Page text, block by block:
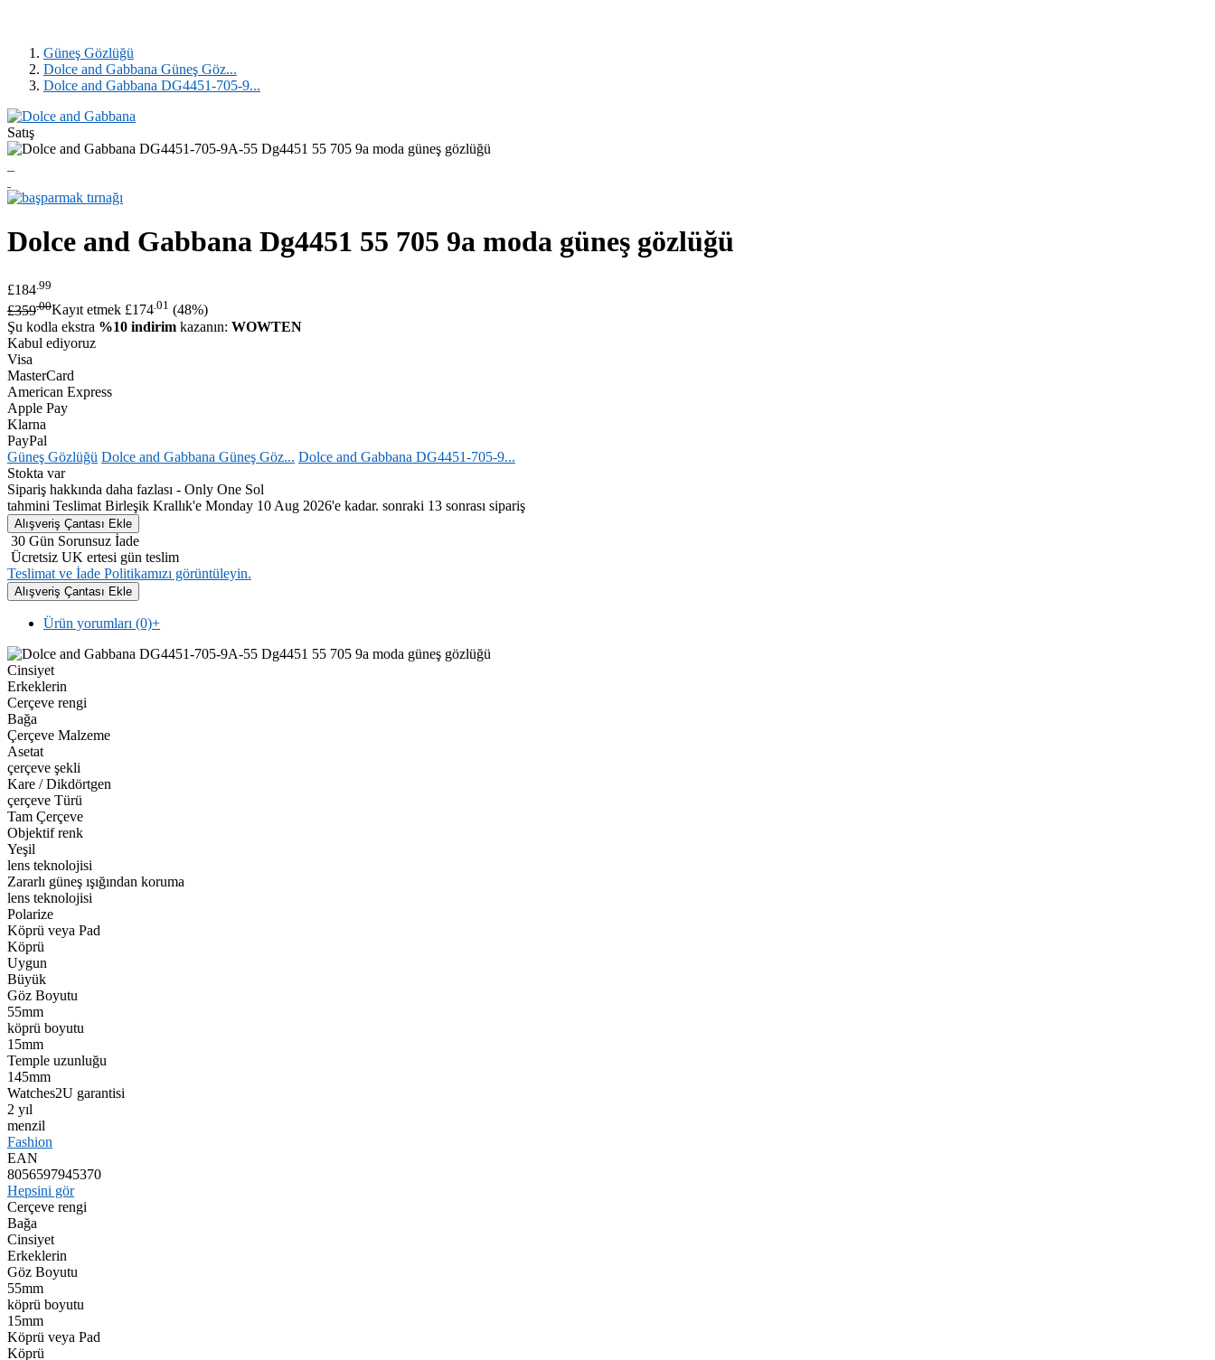
Güneş Gözlüğü
Dolce and Gabbana Güneş Göz...
Dolce and Gabbana DG4451-705-9...
Satış
Dolce and Gabbana Dg4451 55 705 9a moda güneş gözlüğü
£184 .99
£359.00Kayıt etmek £174.01 (48%)
Şu kodla ekstra %10 indirim kazanın: WOWTEN
Kabul ediyoruz
Visa
MasterCard
American Express
Apple Pay
Klarna
PayPal
Güneş Gözlüğü Dolce and Gabbana Güneş Göz... Dolce and Gabbana DG4451-705-9...
Stokta var
Sipariş hakkında daha fazlası - Only One Sol
tahmini Teslimat Birleşik Krallık'e Monday 10 Aug 2026'e kadar. sonraki 13 sonrası sipariş
30 Gün Sorunsuz İade
Ücretsiz UK ertesi gün teslim
Teslimat ve İade Politikamızı görüntüleyin.
Ürün yorumları (0)+
Cinsiyet
Erkeklerin
Cerçeve rengi
Bağa
Çerçeve Malzeme
Asetat
çerçeve şekli
Kare / Dikdörtgen
çerçeve Türü
Tam Çerçeve
Objektif renk
Yeşil
lens teknolojisi
Zararlı güneş ışığından koruma
lens teknolojisi
Polarize
Köprü veya Pad
Köprü
Uygun
Büyük
Göz Boyutu
55mm
köprü boyutu
15mm
Temple uzunluğu
145mm
Watches2U garantisi
2 yıl
menzil
Fashion
EAN
8056597945370
Hepsini gör
Cerçeve rengi
Bağa
Cinsiyet
Erkeklerin
Göz Boyutu
55mm
köprü boyutu
15mm
Köprü veya Pad
Köprü